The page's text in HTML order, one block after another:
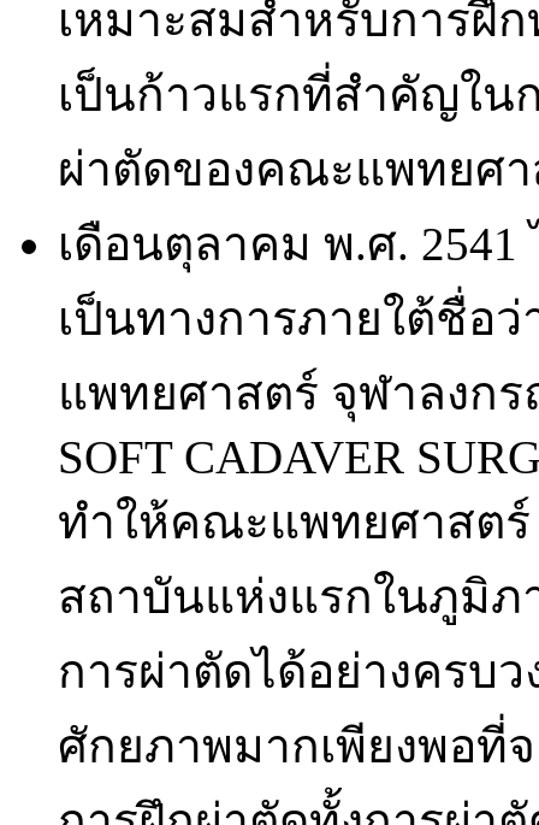
เหมาะสมสำหรับการฝึ
เป็นก้าวแรกที่สำคัญใน
ผ่าตัดของคณะแพทยศ
เดือนตุลาคม พ.ศ.
เป็นทางการภายใต้ชื่อ
แพทยศาสตร์ จุฬาลงก
SOFT CADAVER
ทำให้คณะแพทยศาสต
สถาบันแห่งแรกในภูมิภ
การผ่าตัดได้อย่างครบ
ศักยภาพมากเพียงพอที่